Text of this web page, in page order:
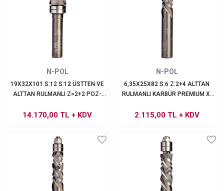
N-POL
19X32X101 S:12 S:12 ÜSTTEN VE
ALTTAN RULMANLI Z=2+2 POZ-
PERFORMANS
14.170,00 TL + KDV
N-POL
6,35X25X82 S:6 Z:2+4 ALTTAN
RULMANLI KARBÜR PREMIUM X-
2.115,00 TL + KDV